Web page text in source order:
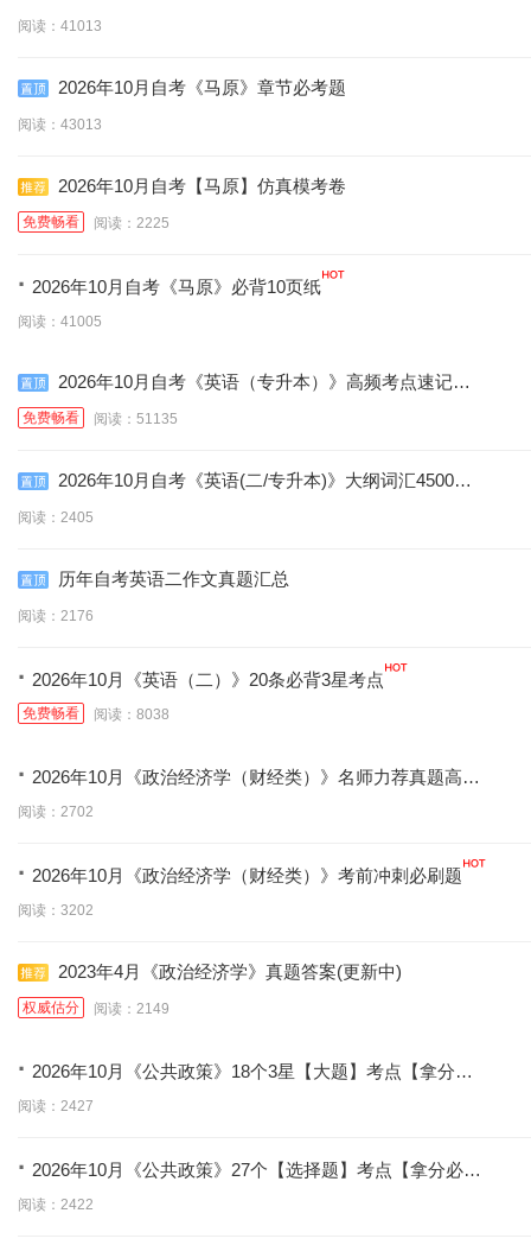
阅读：41013
2026年10月自考《马原》章节必考题
阅读：43013
2026年10月自考【马原】仿真模考卷
免费畅看 阅读：2225
· 2026年10月自考《马原》必背10页纸
阅读：41005
2026年10月自考《英语（专升本）》高频考点速记口
诀
免费畅看 阅读：51135
2026年10月自考《英语(二/专升本)》大纲词汇4500个
(含音标)
阅读：2405
历年自考英语二作文真题汇总
阅读：2176
· 2026年10月《英语（二）》20条必背3星考点
免费畅看 阅读：8038
· 2026年10月《政治经济学（财经类）》名师力荐真题高频
考点
阅读：2702
· 2026年10月《政治经济学（财经类）》考前冲刺必刷题
阅读：3202
2023年4月《政治经济学》真题答案(更新中)
权威估分 阅读：2149
· 2026年10月《公共政策》18个3星【大题】考点【拿分必
背】
阅读：2427
· 2026年10月《公共政策》27个【选择题】考点【拿分必
学】
阅读：2422